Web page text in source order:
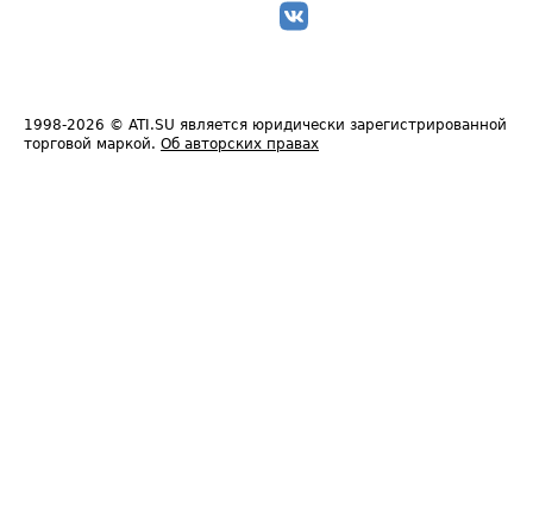
1998-2026 © ATI.SU является юридически зарегистрированной
торговой маркой. Об авторских правах